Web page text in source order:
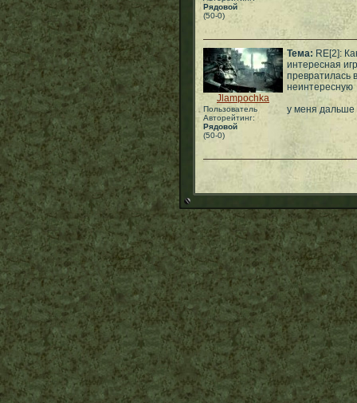
Рядовой
(50-0)
Jlampochka
Пользователь
Авторейтинг:
Рядовой
(50-0)
Тема: RE[2]:
интересная
превратилась в
неинтересную
у меня дальше